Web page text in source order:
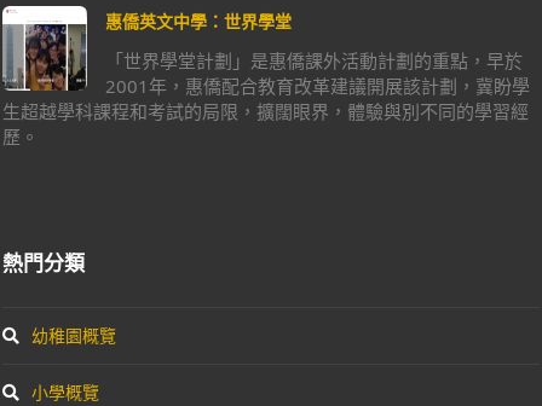
惠僑英文中學：世界學堂
「世界學堂計劃」是惠僑課外活動計劃的重點，早於
2001年，惠僑配合教育改革建議開展該計劃，冀盼學
生超越學科課程和考試的局限，擴闊眼界，體驗與別不同的學習經
歷。
熱門分類
幼稚園概覽
小學概覽